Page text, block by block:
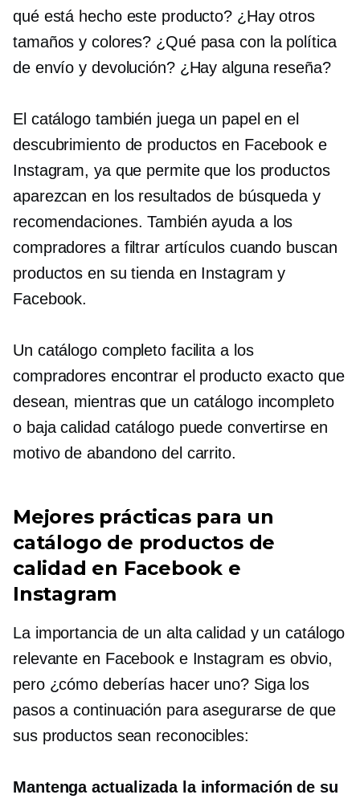
qué está hecho este producto? ¿Hay otros
tamaños y colores? ¿Qué pasa con la política
de envío y devolución? ¿Hay alguna reseña?
El catálogo también juega un papel en el
descubrimiento de productos en Facebook e
Instagram, ya que permite que los productos
aparezcan en los resultados de búsqueda y
recomendaciones. También ayuda a los
compradores a filtrar artículos cuando buscan
productos en su tienda en Instagram y
Facebook.
Un catálogo completo facilita a los
compradores encontrar el producto exacto que
desean, mientras que un catálogo incompleto
o baja calidad catálogo puede convertirse en
motivo de abandono del carrito.
Mejores prácticas para un
catálogo de productos de
calidad en Facebook e
Instagram
La importancia de un alta calidad y un catálogo
relevante en Facebook e Instagram es obvio,
pero ¿cómo deberías hacer uno? Siga los
pasos a continuación para asegurarse de que
sus productos sean reconocibles:
Mantenga actualizada la información de su